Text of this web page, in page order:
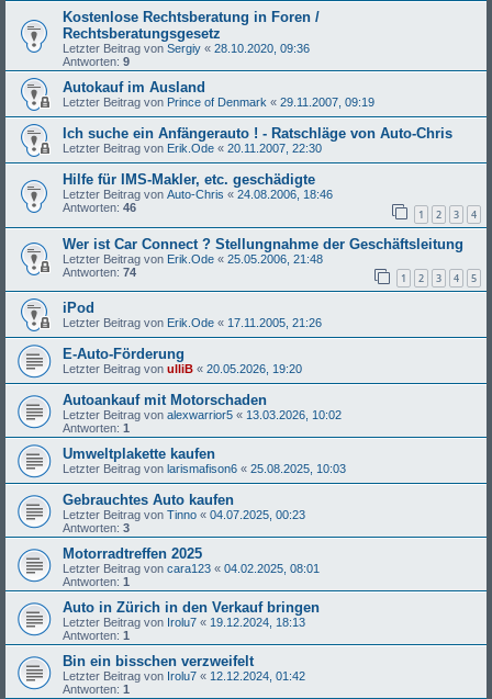
Kostenlose Rechtsberatung in Foren /
Rechtsberatungsgesetz
Letzter Beitrag von Sergiy « 28.10.2020, 09:36
Antworten: 9
Autokauf im Ausland
Letzter Beitrag von Prince of Denmark « 29.11.2007, 09:19
Ich suche ein Anfängerauto ! - Ratschläge von Auto-Chris
Letzter Beitrag von Erik.Ode « 20.11.2007, 22:30
Hilfe für IMS-Makler, etc. geschädigte
Letzter Beitrag von Auto-Chris « 24.08.2006, 18:46
Antworten: 46 1 2 3 4
Wer ist Car Connect ? Stellungnahme der Geschäftsleitung
Letzter Beitrag von Erik.Ode « 25.05.2006, 21:48
Antworten: 74 1 2 3 4 5
iPod
Letzter Beitrag von Erik.Ode « 17.11.2005, 21:26
E-Auto-Förderung
Letzter Beitrag von ulliB « 20.05.2026, 19:20
Autoankauf mit Motorschaden
Letzter Beitrag von alexwarrior5 « 13.03.2026, 10:02
Antworten: 1
Umweltplakette kaufen
Letzter Beitrag von larismafison6 « 25.08.2025, 10:03
Gebrauchtes Auto kaufen
Letzter Beitrag von Tinno « 04.07.2025, 00:23
Antworten: 3
Motorradtreffen 2025
Letzter Beitrag von cara123 « 04.02.2025, 08:01
Antworten: 1
Auto in Zürich in den Verkauf bringen
Letzter Beitrag von Irolu7 « 19.12.2024, 18:13
Antworten: 1
Bin ein bisschen verzweifelt
Letzter Beitrag von Irolu7 « 12.12.2024, 01:42
Antworten: 1